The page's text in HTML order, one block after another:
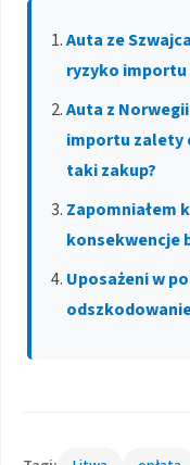
Auta ze
ryzyko importu
Auta z
importu zalety
taki zakup?
Zapomniałem
konsekwencje
Uposażeni w